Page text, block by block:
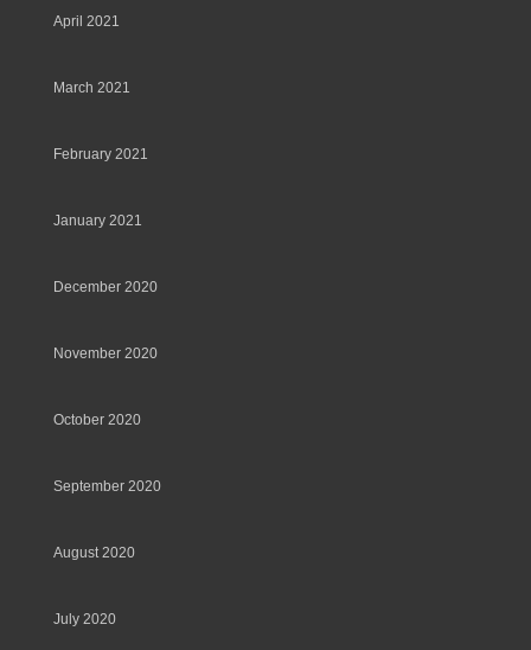
April 2021
March 2021
February 2021
January 2021
December 2020
November 2020
October 2020
September 2020
August 2020
July 2020